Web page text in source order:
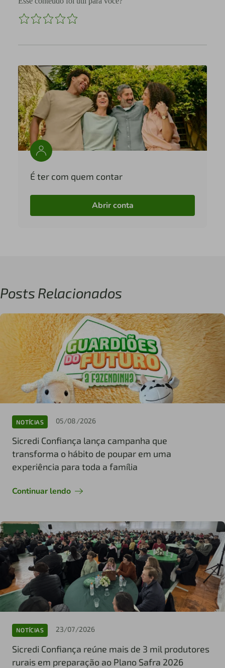
É ter com quem contar
Abrir conta
Posts Relacionados
NOTÍCIAS 05/08/2026
Sicredi Confiança lança campanha que
transforma o hábito de poupar em uma
experiência para toda a família
Continuar lendo
NOTÍCIAS 23/07/2026
Sicredi Confiança reúne mais de 3 mil produtores
rurais em preparação ao Plano Safra 2026